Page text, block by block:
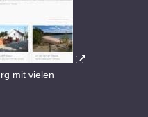
mit vielen